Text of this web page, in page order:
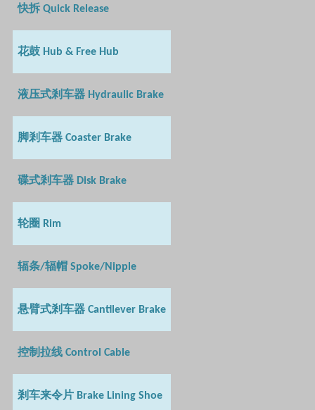
快拆 Quick Release
花鼓 Hub & Free Hub
液压式剎车器 Hydraulic Brake
脚剎车器 Coaster Brake
碟式剎车器 Disk Brake
轮圈 Rim
辐条/辐帽 Spoke/Nipple
悬臂式剎车器 Cantilever Brake
控制拉线 Control Cable
剎车来令片 Brake Lining Shoe